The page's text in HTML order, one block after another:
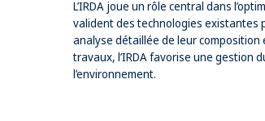
L’IRDA joue un rôle central dans
valident des technologies existantes
analyse détaillée de leur composition
travaux, l’IRDA favorise une gestion
l’environnement.